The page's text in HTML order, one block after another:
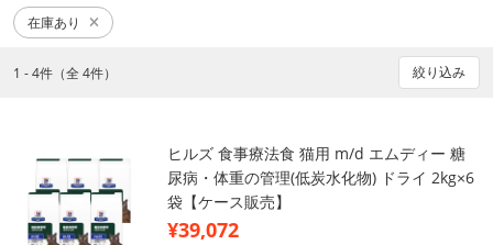
在庫あり
1 - 4件（全 4件） 絞り込み
ヒルズ 食事療法食 猫用 m/d エムディー 糖
尿病・体重の管理(低炭水化物) ドライ 2kg×6
袋【ケース販売】
¥39,072